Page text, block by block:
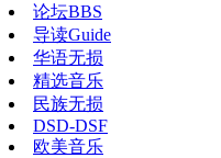
论坛BBS
导读Guide
华语无损
精选音乐
民族无损
DSD-DSF
欧美音乐